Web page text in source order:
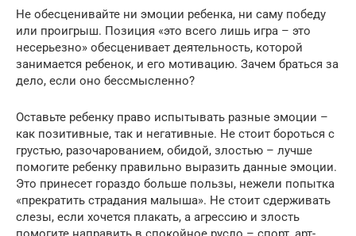
Не обесценивайте ни эмоции ребенка, ни саму победу
или проигрыш. Позиция «это всего лишь игра – это
несерьезно» обесценивает деятельность, которой
занимается ребенок, и его мотивацию. Зачем браться за
дело, если оно бессмысленно?
Оставьте ребенку право испытывать разные эмоции –
как позитивные, так и негативные. Не стоит бороться с
грустью, разочарованием, обидой, злостью – лучше
помогите ребенку правильно выразить данные эмоции.
Это принесет гораздо больше пользы, нежели попытка
«прекратить страдания малыша». Не стоит сдерживать
слезы, если хочется плакать, а агрессию и злость